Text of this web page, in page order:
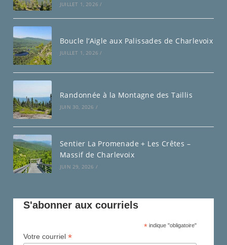
JUILLET 1, 2026 /
Boucle l’Aigle aux Palissades de Charlevoix
JUILLET 1, 2026 /
Randonnée à la Montagne des Taillis
JUIN 30, 2026 /
Sentier La Promenade + Les Crêtes –
Massif de Charlevoix
JUIN 29, 2026 /
S'abonner aux courriels
*indique "obligatoire"
Votre courriel*